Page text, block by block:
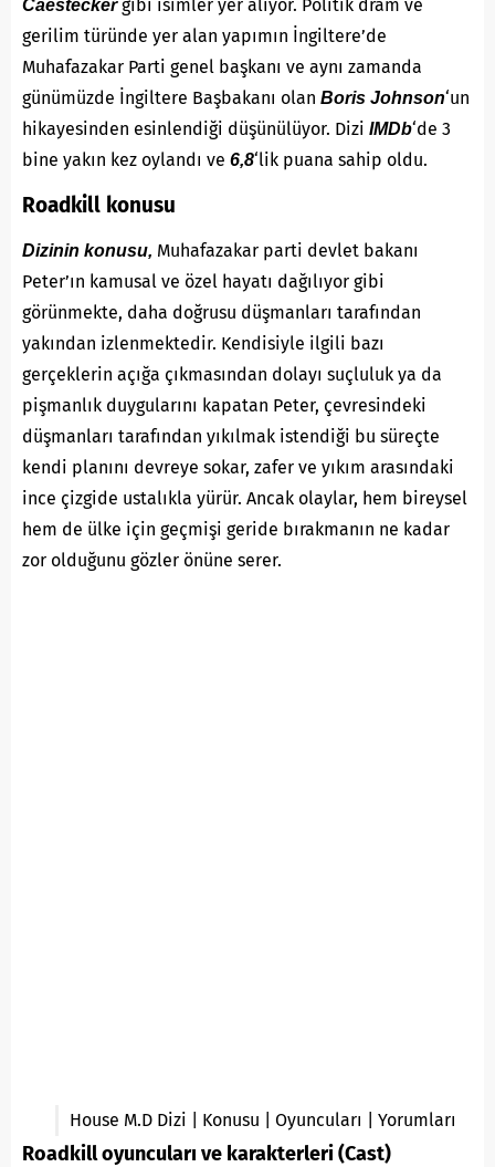
Caesteckergibi isimler yer alıyor. Politik dram ve
gerilim türünde yer alan yapımın İngiltere’de
Muhafazakar Parti genel başkanı ve aynı zamanda
günümüzde İngiltere Başbakanı olan Boris Johnson‘un
hikayesinden esinlendiği düşünülüyor. Dizi IMDb‘de 3
bine yakın kez oylandı ve 6,8‘lik puana sahip oldu.
Roadkill konusu
Dizinin konusu, Muhafazakar parti devlet bakanı
Peter’ın kamusal ve özel hayatı dağılıyor gibi
görünmekte, daha doğrusu düşmanları tarafından
yakından izlenmektedir. Kendisiyle ilgili bazı
gerçeklerin açığa çıkmasından dolayı suçluluk ya da
pişmanlık duygularını kapatan Peter, çevresindeki
düşmanları tarafından yıkılmak istendiği bu süreçte
kendi planını devreye sokar, zafer ve yıkım arasındaki
ince çizgide ustalıkla yürür. Ancak olaylar, hem bireysel
hem de ülke için geçmişi geride bırakmanın ne kadar
zor olduğunu gözler önüne serer.
House M.D Dizi | Konusu | Oyuncuları | Yorumları
Roadkill oyuncuları ve karakterleri (Cast)